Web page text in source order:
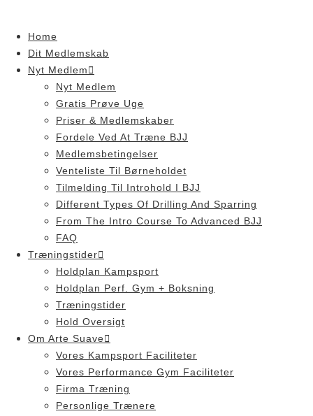
contentHome
Dit Medlemskab
Nyt Medlem
Nyt Medlem
Gratis Prøve Uge
Priser & Medlemskaber
Fordele Ved At Træne BJJ
Medlemsbetingelser
Venteliste Til Børneholdet
Tilmelding Til Introhold I BJJ
Different Types Of Drilling And Sparring
From The Intro Course To Advanced BJJ
FAQ
Træningstider
Holdplan Kampsport
Holdplan Perf. Gym + Boksning
Træningstider
Hold Oversigt
Om Arte Suave
Vores Kampsport Faciliteter
Vores Performance Gym Faciliteter
Firma Træning
Personlige Trænere